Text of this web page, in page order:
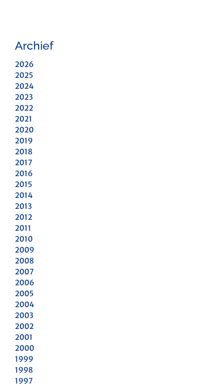
Archief
2026
2025
2024
2023
2022
2021
2020
2019
2018
2017
2016
2015
2014
2013
2012
2011
2010
2009
2008
2007
2006
2005
2004
2003
2002
2001
2000
1999
1998
1997